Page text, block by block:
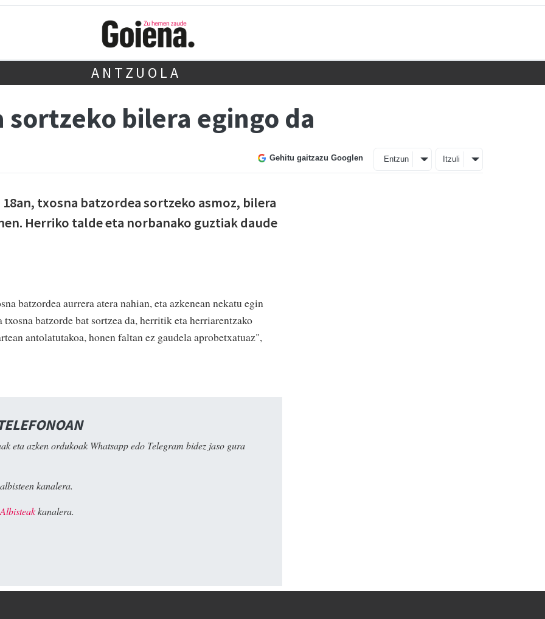
ANTZUOLA
sortzeko bilera egingo da
Gehitu gaitzazu Googlen Entzun Itzuli
txosna batzordea sortzeko asmoz, bilera
Herriko talde eta norbanako guztiak daude
batzordea aurrera atera nahian, eta azkenean nekatu egin
batzorde bat sortzea da, herritik eta herriarentzako
antolatutakoa, honen faltan ez gaudela aprobetxatuaz",
eta azken ordukoak Whatsapp edo Telegram bidez jaso gura
albisteen kanalera.
kanalera.